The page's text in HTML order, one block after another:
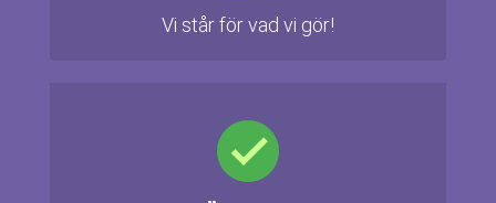
Vi står för vad vi gör!